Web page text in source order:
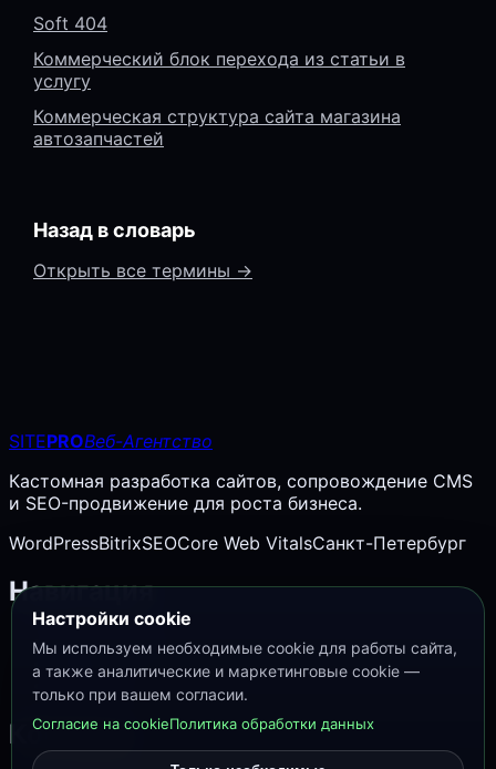
Soft 404
Коммерческий блок перехода из статьи в
услугу
Коммерческая структура сайта магазина
автозапчастей
Назад в словарь
Открыть все термины →
SITEPROВеб-Агентство
Кастомная разработка сайтов, сопровождение CMS
и SEO-продвижение для роста бизнеса.
WordPressBitrixSEOCore Web VitalsСанкт-Петербург
Навигация
SEO словарь
Кейсы
Контакты
Настройки cookie
Мы используем необходимые cookie для работы сайта,
а также аналитические и маркетинговые cookie —
только при вашем согласии.
Согласие на cookieПолитика обработки данных